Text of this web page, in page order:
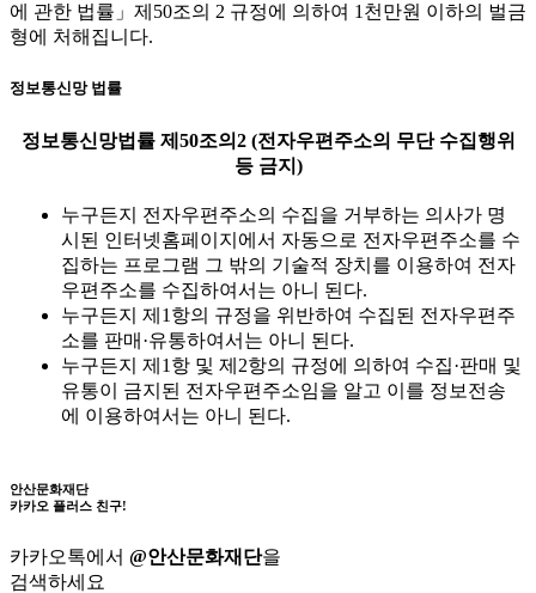
에 관한 법률」제50조의 2 규정에 의하여 1천만원 이하의 벌금
형에 처해집니다.
정보통신망 법률
정보통신망법률 제50조의2 (전자우편주소의 무단 수집행위
등 금지)
누구든지 전자우편주소의 수집을 거부하는 의사가 명
시된 인터넷홈페이지에서 자동으로 전자우편주소를 수
집하는 프로그램 그 밖의 기술적 장치를 이용하여 전자
우편주소를 수집하여서는 아니 된다.
누구든지 제1항의 규정을 위반하여 수집된 전자우편주
소를 판매·유통하여서는 아니 된다.
누구든지 제1항 및 제2항의 규정에 의하여 수집·판매 및
유통이 금지된 전자우편주소임을 알고 이를 정보전송
에 이용하여서는 아니 된다.
안산문화재단
카카오 플러스 친구!
카카오톡에서 @안산문화재단을
검색하세요